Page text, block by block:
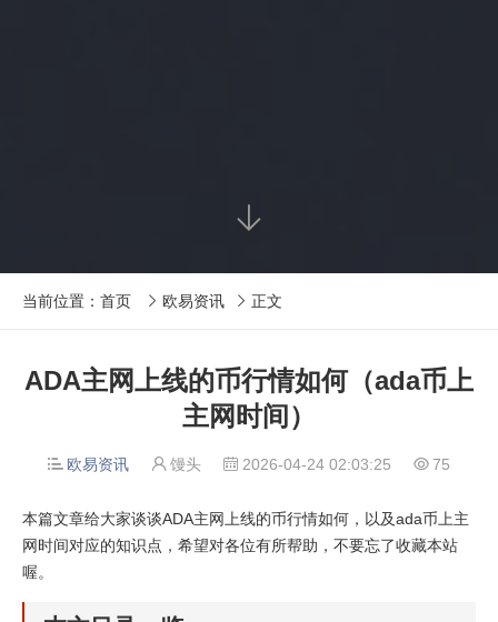

当前位置： 首页  欧易资讯  正文
ADA主网上线的币行情如何（ada币上
主网时间）
 欧易资讯  馒头  2026-04-24 02:03:25  75
本篇文章给大家谈谈ADA主网上线的币行情如何，以及ada币上主
网时间对应的知识点，希望对各位有所帮助，不要忘了收藏本站
喔。